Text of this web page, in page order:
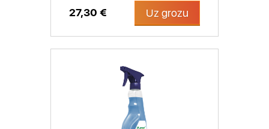
27,30 € Uz grozu